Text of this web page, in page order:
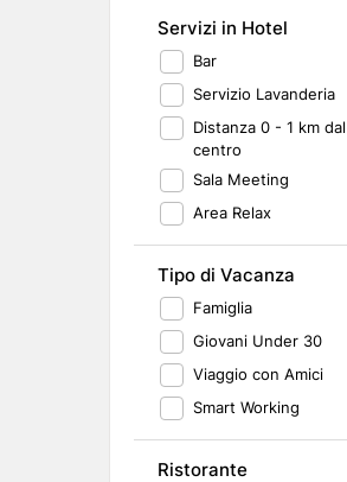
Servizi in Hotel
Bar
Servizio Lavanderia
Distanza 0 - 1 km dal
centro
Sala Meeting
Area Relax
Tipo di Vacanza
Famiglia
Giovani Under 30
Viaggio con Amici
Smart Working
Ristorante